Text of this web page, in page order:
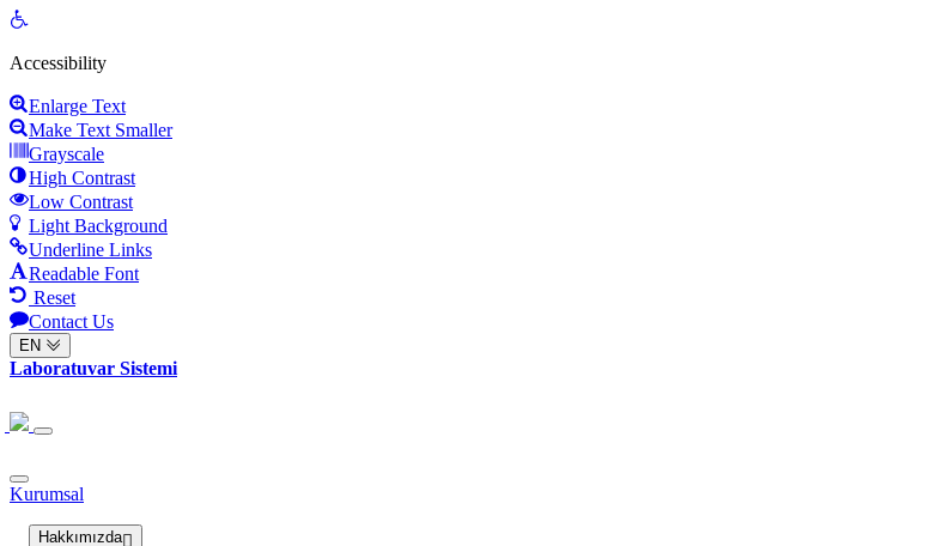
Open
Accessibility
Enlarge Text
Make Text Smaller
Grayscale
High Contrast
Low Contrast
Light Background
Underline Links
Readable Font
Reset
Contact Us
EN
Laboratuvar Sistemi
Kurumsal
Hakkımızda